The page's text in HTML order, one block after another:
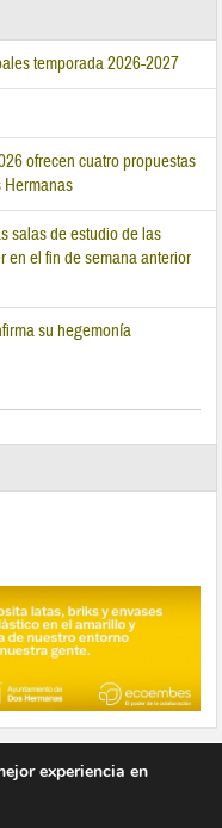
temporada 2026-2027
ofrecen cuatro propuestas
Hermanas
salas de estudio de las
en el fin de semana anterior
su hegemonía
experiencia en